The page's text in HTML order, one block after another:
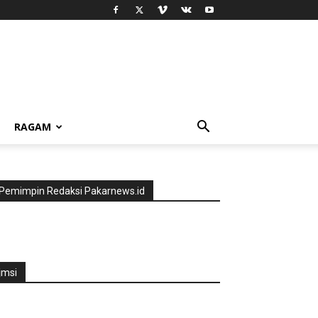
RAGAM
Pemimpin Redaksi Pakarnews.id